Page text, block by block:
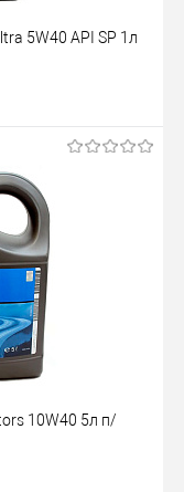
5W40 API SP 1л
К сравнению
В наличии
10W40 5л п/